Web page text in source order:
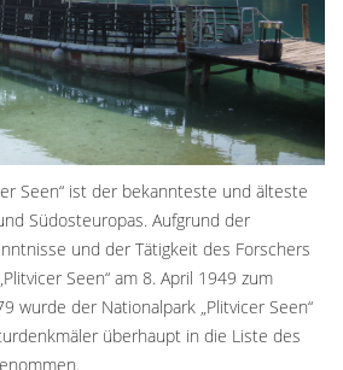
Seen“ ist der bekannteste und älteste
Südosteuropas. Aufgrund der
und der Tätigkeit des Forschers
Seen“ am 8. April 1949 zum
wurde der Nationalpark „Plitvicer Seen“
überhaupt in die Liste des